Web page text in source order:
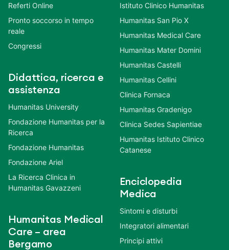
Referti Online
Pronto soccorso in tempo
reale
Congressi
Didattica, ricerca e
assistenza
Humanitas University
Fondazione Humanitas per la
Ricerca
Fondazione Humanitas
Fondazione Ariel
La Ricerca Clinica in
Humanitas Gavazzeni
Humanitas Medical
Care – area
Bergamo
Istituto Clinico Humanitas
Humanitas San Pio X
Humanitas Medical Care
Humanitas Mater Domini
Humanitas Castelli
Humanitas Cellini
Clinica Fornaca
Humanitas Gradenigo
Clinica Sedes Sapientiae
Humanitas Istituto Clinico
Catanese
Enciclopedia
Medica
Sintomi e disturbi
Integratori alimentari
Principi attivi